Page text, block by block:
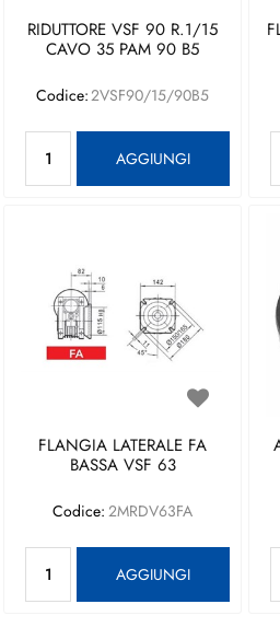
RIDUTTORE VSF 90 R.1/15
CAVO 35 PAM 90 B5
Codice:2VSF90/15/90B5
AGGIUNGI
FLANGIA LATERALE FA
BASSA VSF 63
Codice: 2MRDV63FA
AGGIUNGI